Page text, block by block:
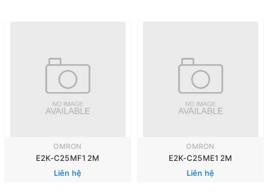
OMRON
E2K-C25MF1 2M
Liên hệ
OMRON
E2K-C25ME1 2M
Liên hệ